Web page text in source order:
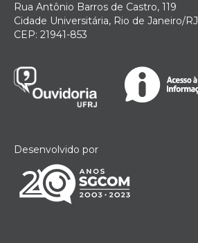
Rua Antônio Barros de Castro, 119
Cidade Universitária, Rio de Janeiro/RJ
CEP: 21941-853
Desenvolvido por